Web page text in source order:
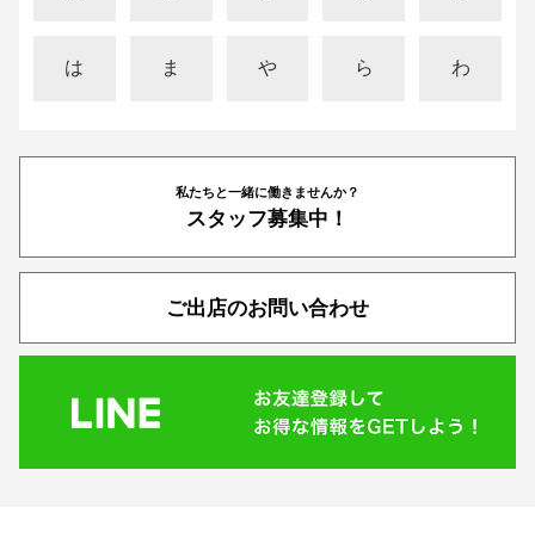
は ま や ら わ
私たちと一緒に働きませんか？
スタッフ募集中！
ご出店のお問い合わせ